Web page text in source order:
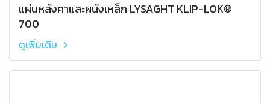
แผ่นหลังคาและผนังเหล็ก LYSAGHT KLIP-LOK®
700
ดูเพิ่มเติม